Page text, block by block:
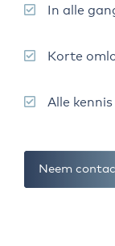
In alle
Korte
Alle
Neem